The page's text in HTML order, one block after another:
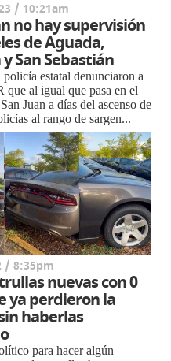
/ 10:21am
no hay supervisión
de Aguada,
San Sebastián
policía estatal denunciaron a
que al igual que pasa en el
Juan a días del ascenso de
al rango de sargen...
/ 8:35pm
nuevas con 0
ya perdieron la
haberlas
para hacer algún